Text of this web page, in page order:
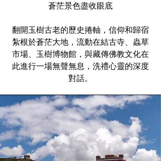
蒼茫景色盡收眼底
翻開玉樹古老的歷史捲軸，信仰和歸宿
紮根於蒼茫大地，流動在結古寺、蟲草
市場、玉樹博物館，與藏傳佛教文化在
此進行一場無聲無息，洗禮心靈的深度
對話。